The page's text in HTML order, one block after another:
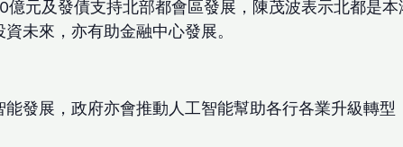
億元及發債支持北部都會區發展，陳茂波表示北都是
未來，亦有助金融中心發展。
發展，政府亦會推動人工智能幫助各行各業升級轉